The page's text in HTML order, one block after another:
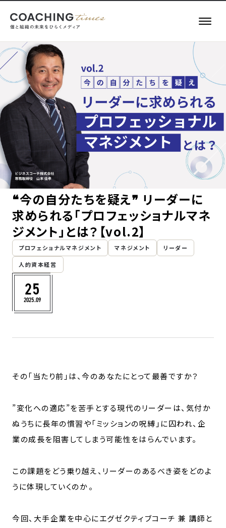
記事一覧
お役立ち情報
執筆者一覧
キーワード一覧
About COACHING TIMES
メールマガジン
お問い合わせ
プロフェショナルマネジメント マネジメント リーダー
人的資本経営
❝今の自分たちを疑え❞ リーダーに
求められる「プロフェッショナルマネ
ジメント」とは？【vol.2】
25
2025.09
その「当たり前」は、今のあなたにとって最善ですか？
”変化への適応”を苦手とする現代のリーダーは、気付か
ぬうちに長年の慣習や「ミッションの呪縛」に囚われ、企
業の成長を阻害してしまう可能性をはらんでいます。
この課題をどう乗り越え、リーダーのあるべき姿をどのよ
うに体現していくのか――。
今回、大手企業を中心にエグゼクティブコーチ 兼 講師と